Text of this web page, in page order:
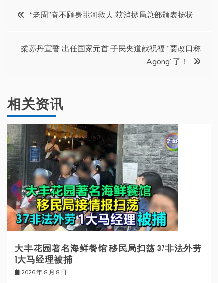
文
“老周”奋不顾身跳河救人 获消拯局总部颁表扬状
柔苏丹宣誓 出任国家元首 子民夹道献祝福 “要改口称
Agong”了！
相关资讯
大丰花园著名海鲜餐馆 移民局扫荡 37非法外劳
1大马经理被捕
2026 年 8 月 8 日